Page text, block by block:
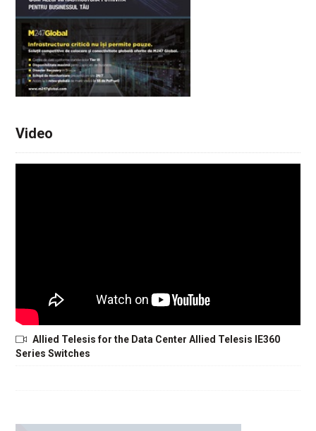
Video
Allied Telesis for the Data Center Allied Telesis IE360
Series Switches